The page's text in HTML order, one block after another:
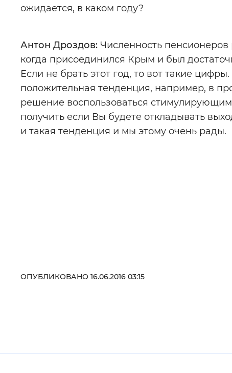
ожидается, в каком году?
Антон Дроздов: Численность пенсионеров
когда присоединился Крым и был
Если не брать этот год, то вот такие
положительная тенденция, например, в
решение воспользоваться
получить если Вы будете откладывать
и такая тенденция и мы этому очень рады.
ОПУБЛИКОВАНО 16.06.2016 03:15